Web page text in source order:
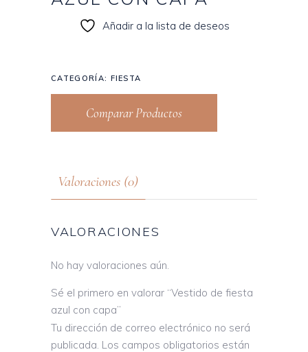
Añadir a la lista de deseos
CATEGORÍA: FIESTA
Comparar Productos
Valoraciones (0)
VALORACIONES
No hay valoraciones aún.
Sé el primero en valorar “Vestido de fiesta
azul con capa”
Tu dirección de correo electrónico no será
publicada. Los campos obligatorios están